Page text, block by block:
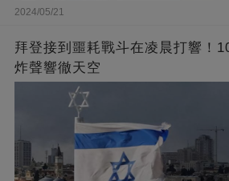
2024/05/21
拜登接到噩耗戰斗在凌晨打響！
炸聲響徹天空